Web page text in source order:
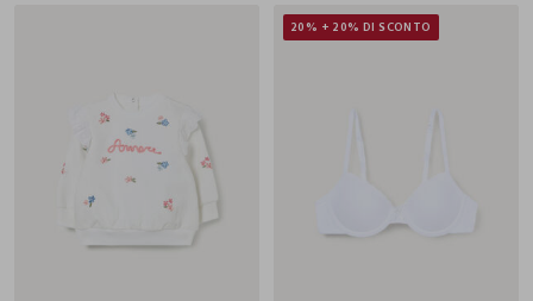
20% + 20% DI SCONTO